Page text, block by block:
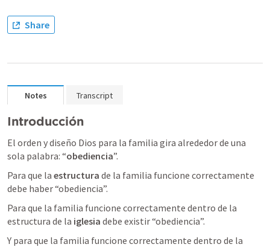
Share
Notes Transcript
Introducción
El orden y diseño Dios para la familia gira alrededor de una
sola palabra: “obediencia”.
Para que la estructura de la familia funcione correctamente
debe haber “obediencia”.
Para que la familia funcione correctamente dentro de la
estructura de la iglesia debe existir “obediencia”.